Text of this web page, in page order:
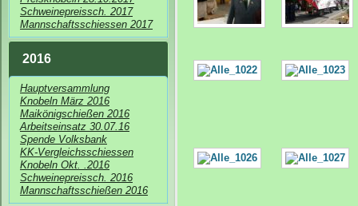
Schweinepreissch. 2017
Mannschaftsschiessen 2017
2016
Hauptversammlung
Knobeln März 2016
Maikönigschießen 2016
Arbeitseinsatz 30.07.16
Spende Volksbank
KK-Vergleichsschiessen
Knobeln Okt. .2016
Schweinepreissch. 2016
Mannschaftsschießen 2016